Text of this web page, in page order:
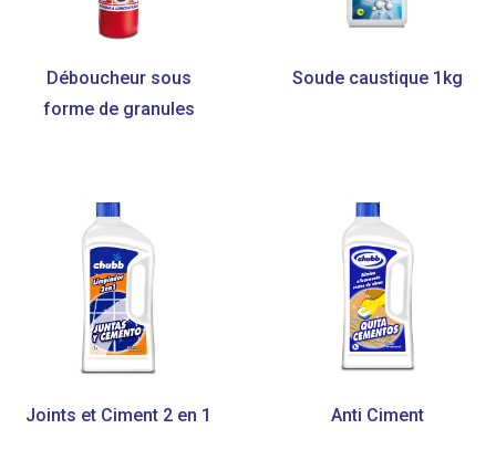
Déboucheur sous
forme de granules
Soude caustique 1kg
Joints et Ciment 2 en 1 Anti Ciment